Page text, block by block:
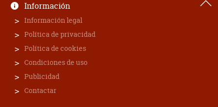
Información
Información legal
Política de privacidad
Política de cookies
Condiciones de uso
Publicidad
Contactar